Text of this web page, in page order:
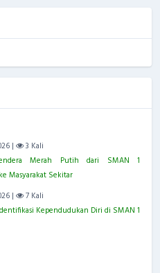
|
3 Kali
Merah Putih dari SMAN 1
Masyarakat Sekitar
|
7 Kali
Kependudukan Diri di SMAN 1